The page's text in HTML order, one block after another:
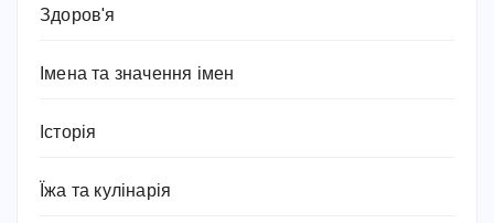
Здоров'я
Імена та значення імен
Історія
Їжа та кулінарія